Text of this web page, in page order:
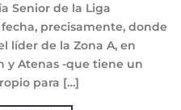
Senior de la Liga
precisamente, donde
líder de la Zona A, en
y Atenas -que tiene un
para […]